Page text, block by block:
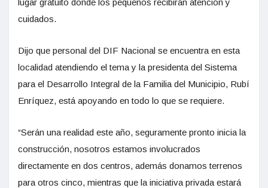
cuidados.
Dijo que personal del DIF Nacional se encuentra en esta
localidad atendiendo el tema y la presidenta del Sistema
para el Desarrollo Integral de la Familia del Municipio, Rubí
Enríquez, está apoyando en todo lo que se requiere.
“Serán una realidad este año, seguramente pronto inicia la
construcción, nosotros estamos involucrados
directamente en dos centros, además donamos terrenos
para otros cinco, mientras que la iniciativa privada estará